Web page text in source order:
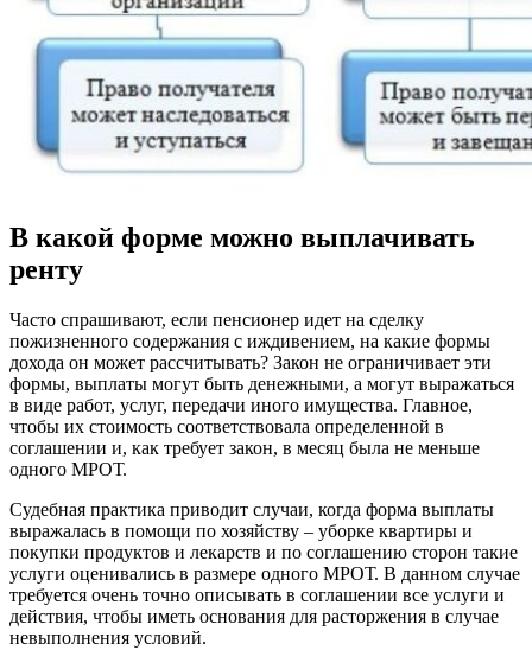
В какой форме можно выплачивать
ренту
Часто спрашивают, если пенсионер идет на сделку
пожизненного содержания с иждивением, на какие формы
дохода он может рассчитывать? Закон не ограничивает эти
формы, выплаты могут быть денежными, а могут выражаться
в виде работ, услуг, передачи иного имущества. Главное,
чтобы их стоимость соответствовала определенной в
соглашении и, как требует закон, в месяц была не меньше
одного МРОТ.
Судебная практика приводит случаи, когда форма выплаты
выражалась в помощи по хозяйству – уборке квартиры и
покупки продуктов и лекарств и по соглашению сторон такие
услуги оценивались в размере одного МРОТ. В данном случае
требуется очень точно описывать в соглашении все услуги и
действия, чтобы иметь основания для расторжения в случае
невыполнения условий.